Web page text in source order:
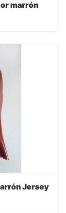
marrón
Jersey